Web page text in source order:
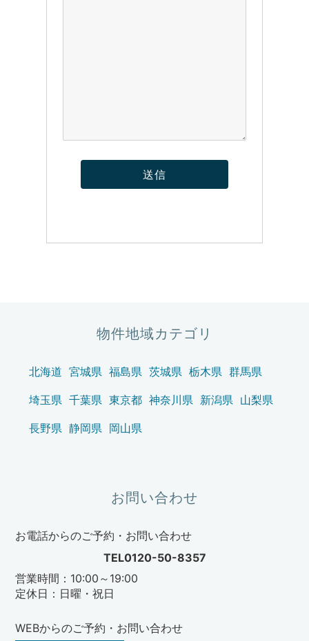
物件地域カテゴリ
北海道 宮城県 福島県 茨城県 栃木県 群馬県
埼玉県 千葉県 東京都 神奈川県 新潟県 山梨県
長野県 静岡県 岡山県
お問い合わせ
お電話からのご予約・お問い合わせ
TEL0120-50-8357
営業時間：10:00～19:00
定休日：日曜・祝日
WEBからのご予約・お問い合わせ